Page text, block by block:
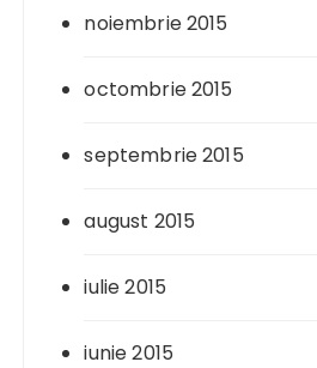
noiembrie 2015
octombrie 2015
septembrie 2015
august 2015
iulie 2015
iunie 2015